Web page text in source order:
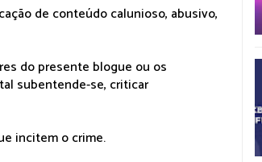
de conteúdo calunioso, abusivo,
do presente blogue ou os
subentende-se, criticar
incitem o crime.